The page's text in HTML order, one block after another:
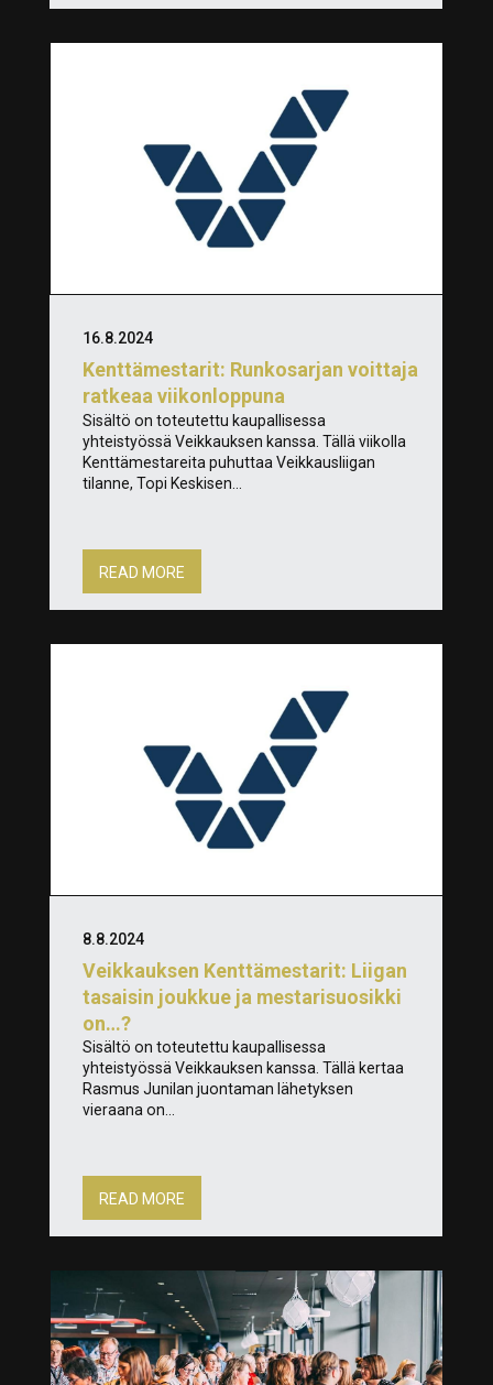
Kenttämestarit: Runkosarjan voittaja
ratkeaa viikonloppuna
16.8.2024
Sisältö on toteutettu kaupallisessa
yhteistyössä Veikkauksen kanssa. Tällä viikolla
Kenttämestareita puhuttaa Veikkausliigan
tilanne, Topi Keskisen...
READ MORE
Veikkauksen Kenttämestarit: Liigan
tasaisin joukkue ja mestarisuosikki
on…?
8.8.2024
Sisältö on toteutettu kaupallisessa
yhteistyössä Veikkauksen kanssa. Tällä kertaa
Rasmus Junilan juontaman lähetyksen
vieraana on...
READ MORE